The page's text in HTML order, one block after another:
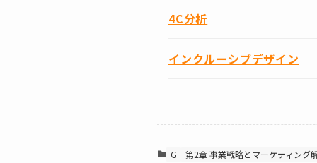
4C分析
インクルーシブデザイン
G 第2章 事業戦略とマーケティング